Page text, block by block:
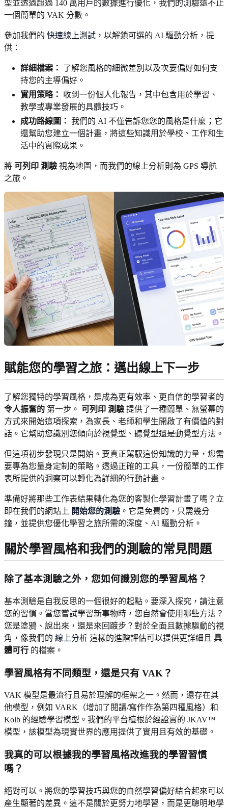
型並透過超過 140 萬用戶的數據進行優化，我們的測驗遠不止
一個簡單的 VAK 分數。
參加我們的 快速線上測試 ，以解鎖可選的 AI 驅動分析，提
供：
詳細檔案：
了解您風格的細微差別以及次要偏好如何支
持您的主導偏好。
實用策略：
收到一份個人化報告，其中包含用於學習、
教學或專業發展的具體技巧。
成功路線圖： 我們的 AI 不僅告訴您您的風格是什麼；它
還幫助您建立一個計畫，將這些知識用於學校、工作和生
活中的實際成果。
將 可列印 測驗 視為地圖，而我們的線上分析則為 GPS 導航
之旅。
賦能您的學習之旅：邁出線上下一步
了解您獨特的學習風格，是成為更有效率、更自信的學習者的
令人振奮的 第一步。 可列印 測驗 提供了一種簡單、無螢幕的
方式來開始這項探索，為家長、老師和學生開啟了有價值的對
話。它幫助您識別您傾向於視覺型、聽覺型還是動覺型方法。
但這項初步發現只是開始。要真正駕馭這份知識的力量，您需
要專為您量身定制的策略。透過正確的工具，一份簡單的工作
表所提供的洞察可以轉化為詳細的行動計畫。
準備好將那些工作表結果轉化為您的客製化學習計畫了嗎？立
即在我們的網站上 開始您的測驗 。它是免費的，只需幾分
鐘，並提供您優化學習之旅所需的深度、AI 驅動分析。
關於學習風格和我們的測驗的常見問題
除了基本測驗之外，您如何識別您的學習風格？
基本測驗是自我反思的一個很好的起點。要深入探究，請注意
您的習慣。當您嘗試學習新事物時，您自然會使用哪些方法？
您是塗鴉、說出來，還是來回踱步？對於全面且數據驅動的視
角，像我們的 線上分析 這樣的進階評估可以提供更詳細且 具
體可行 的檔案。
學習風格有不同類型，還是只有 VAK？
VAK 模型是最流行且易於理解的框架之一。然而，還存在其
他模型，例如 VARK（增加了閱讀/寫作作為第四種風格）和
Kolb 的經驗學習模型。我們的平台植根於經證實的 JKAV™
模型，該模型為現實世界的應用提供了實用且有效的基礎。
我真的可以根據我的學習風格改進我的學習習慣
嗎？
絕對可以。將您的學習技巧與您的自然學習偏好結合起來可以
產生顯著的差異。這不是關於更努力地學習，而是更聰明地學